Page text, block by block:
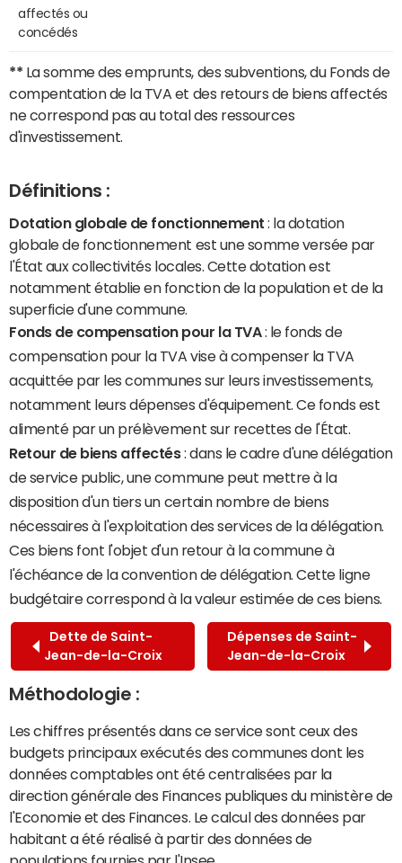
affectés ou
concédés
** La somme des emprunts, des subventions, du Fonds de
compentation de la TVA et des retours de biens affectés
ne correspond pas au total des ressources
d'investissement.
Définitions :
Dotation globale de fonctionnement : la dotation
globale de fonctionnement est une somme versée par
l'État aux collectivités locales. Cette dotation est
notamment établie en fonction de la population et de la
superficie d'une commune.
Fonds de compensation pour la TVA: le fonds de
compensation pour la TVA vise à compenser la TVA
acquittée par les communes sur leurs investissements,
notamment leurs dépenses d'équipement. Ce fonds est
alimenté par un prélèvement sur recettes de l'État.
Retour de biens affectés: dans le cadre d'une délégation
de service public, une commune peut mettre à la
disposition d'un tiers un certain nombre de biens
nécessaires à l'exploitation des services de la délégation.
Ces biens font l'objet d'un retour à la commune à
l'échéance de la convention de délégation. Cette ligne
budgétaire correspond à la valeur estimée de ces biens.
Dette de Saint-
Jean-de-la-Croix
Dépenses de Saint-
Jean-de-la-Croix
Méthodologie :
Les chiffres présentés dans ce service sont ceux des
budgets principaux exécutés des communes dont les
données comptables ont été centralisées par la
direction générale des Finances publiques du ministère de
l'Economie et des Finances. Le calcul des données par
habitant a été réalisé à partir des données de
populations fournies par l'Insee.